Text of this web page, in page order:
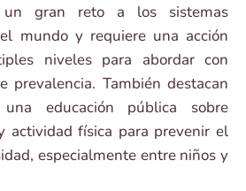
un gran reto a los sistemas
mundo y requiere una acción
niveles para abordar con
prevalencia. También destacan
educación pública sobre
actividad física para prevenir el
especialmente entre niños y